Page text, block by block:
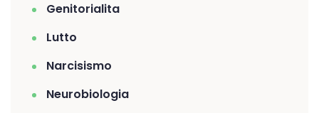
Genitorialita
Lutto
Narcisismo
Neurobiologia